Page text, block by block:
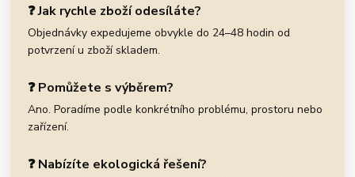
❓ Jak rychle zboží odesíláte?
Objednávky expedujeme obvykle do 24–48 hodin od
potvrzení u zboží skladem.
❓ Pomůžete s výběrem?
Ano. Poradíme podle konkrétního problému, prostoru nebo
zařízení.
❓ Nabízíte ekologická řešení?